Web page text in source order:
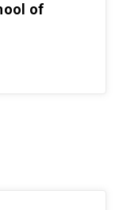
of